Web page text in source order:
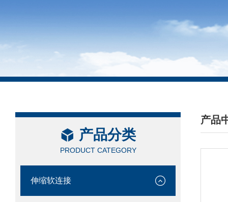
产品分类
PRODUCT CATEGORY
伸缩软连接
产品
/